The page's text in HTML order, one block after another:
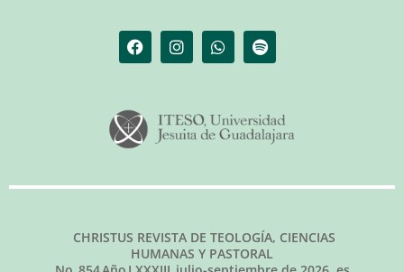
CHRISTUS REVISTA DE TEOLOGÍA, CIENCIAS
HUMANAS Y PASTORAL